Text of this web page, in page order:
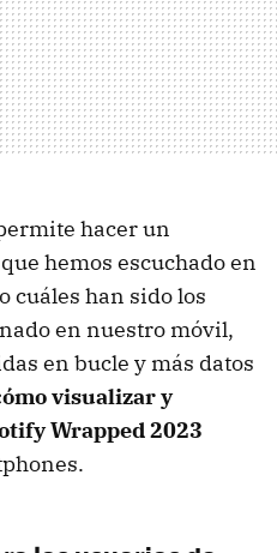
hacer un
hemos escuchado en
cuáles han sido los
en nuestro móvil,
en bucle y más datos
visualizar y
Wrapped 2023